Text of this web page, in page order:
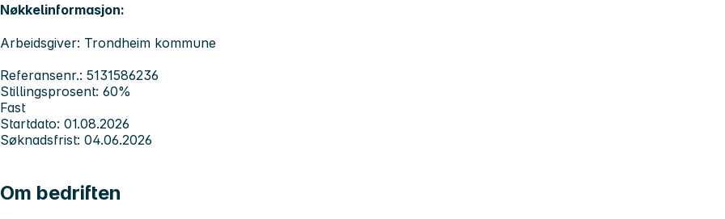
Nøkkelinformasjon:
Arbeidsgiver: Trondheim kommune
Referansenr.: 5131586236
Stillingsprosent: 60%
Fast
Startdato: 01.08.2026
Søknadsfrist: 04.06.2026
Om bedriften